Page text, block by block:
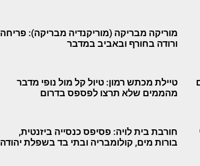
מוריקה מבריקה (מוריקנדיה מבריקה): פריחה
ורודה בחורף ובאביב במדבר
טיילת מכתש רמון: טיול קל מול נופי מדבר
מהממים שלא תרצו לפספס בדרום
חורבת בית לויה: פסיפס כנסייה ביזנטית,
בורות מים, קולומבריה ובתי בד בשפלת יהודה